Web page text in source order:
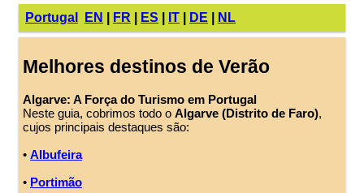
Portugal EN FR ES IT DE NL
Melhores destinos de Verão
Algarve: A Força do Turismo em Portugal
Neste guia, cobrimos todo o Algarve (Distrito de Faro),
cujos principais destaques são:
• Albufeira
• Portimão